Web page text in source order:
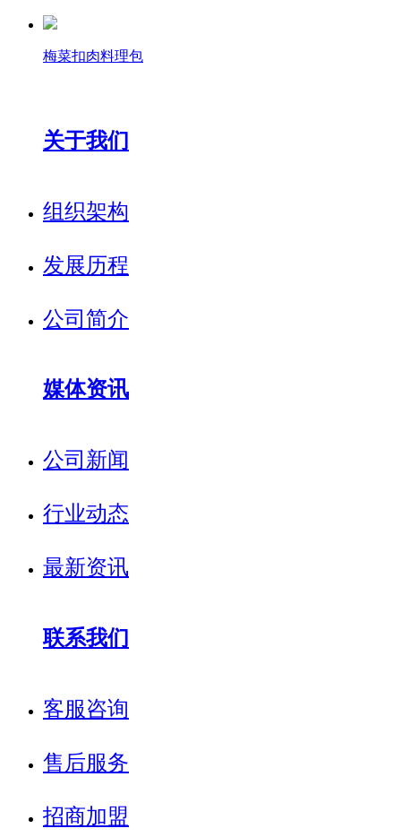
梅菜扣肉料理包
关于我们
组织架构
发展历程
公司简介
媒体资讯
公司新闻
行业动态
最新资讯
联系我们
客服咨询
售后服务
招商加盟